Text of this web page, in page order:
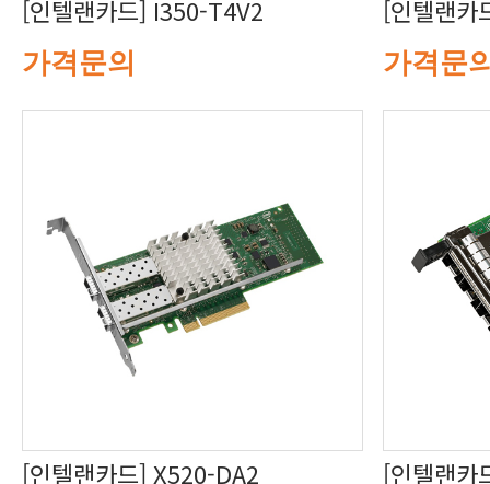
[인텔랜카드] I350-T4V2
가격문의
[인텔랜
가격문
[인텔랜카드] X520-DA2 [인텔랜카